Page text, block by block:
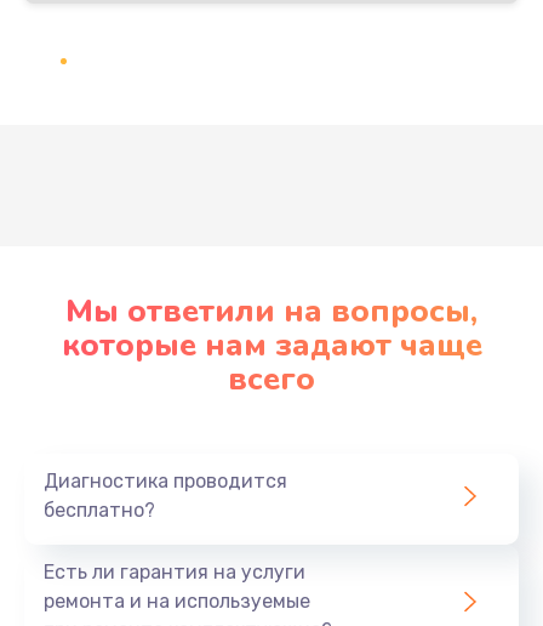
Мы ответили на вопросы,
которые нам задают чаще
всего
Диагностика проводится
бесплатно?
Есть ли гарантия на услуги
ремонта и на используемые